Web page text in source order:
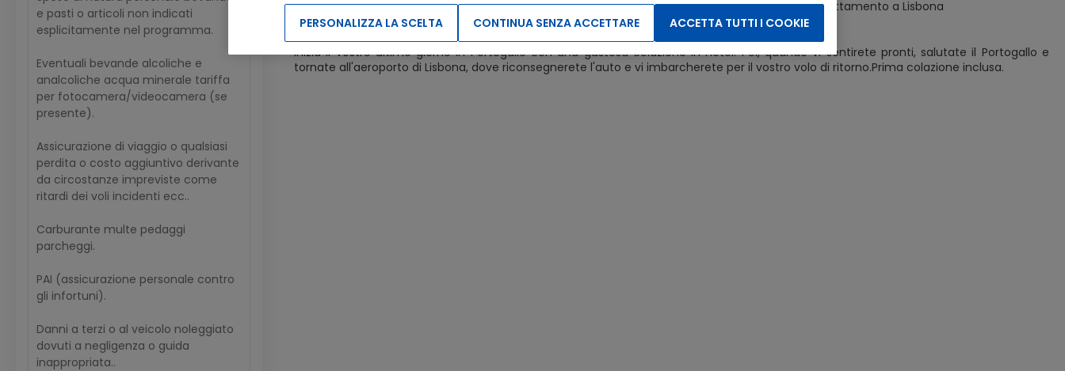
Concludete la giornata con una gustosa cena in uno degli incantevoli ristorantini di Lisbona.Pernottamento a Lisbona
Giorno 8: Partenza Da Lisbona
Inizia il vostro ultimo giorno in Portogallo con una gustosa colazione in hotel. Poi, quando vi sentirete pronti, salutate il Portogallo e
tornate all'aeroporto di Lisbona, dove riconsegnerete l'auto e vi imbarcherete per il vostro volo di ritorno.Prima colazione inclusa.
e pasti o articoli non indicati
esplicitamente nel programma.
Eventuali bevande alcoliche e
analcoliche acqua minerale tariffa
per fotocamera/videocamera (se
presente).
Assicurazione di viaggio o qualsiasi
perdita o costo aggiuntivo derivante
da circostanze impreviste come
ritardi dei voli incidenti ecc..
Carburante multe pedaggi
parcheggi.
PAI (assicurazione personale contro
gli infortuni).
Danni a terzi o al veicolo noleggiato
dovuti a negligenza o guida
inappropriata..
ACCETTA TUTTI I COOKIE
CONTINUA SENZA ACCETTARE
PERSONALIZZA LA SCELTA